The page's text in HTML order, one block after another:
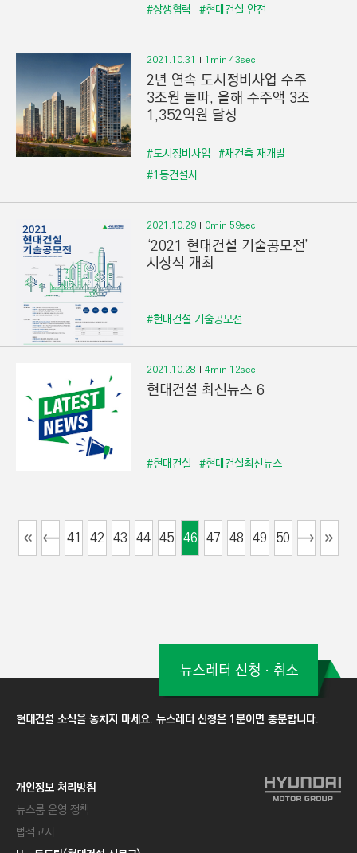
#상생협력 #현대건설 안전
2021.10.31 1min 43sec
2년 연속 도시정비사업 수주
3조원 돌파, 올해 수주액 3조
1,352억원 달성
#도시정비사업 #재건축 재개발
#1등건설사
2021.10.29 0min 59sec
‘2021 현대건설 기술공모전’
시상식 개최
#현대건설 기술공모전
2021.10.28 4min 12sec
현대건설 최신뉴스 6
#현대건설 #현대건설최신뉴스
41 42 43 44 45 46 47 48 49 50
현대건설 소식을 놓치지 마세요. 뉴스레터 신청은 1분이면 충분합니다.
뉴스레터 신청ㆍ취소
개인정보 처리방침
뉴스룸 운영 정책
법적고지